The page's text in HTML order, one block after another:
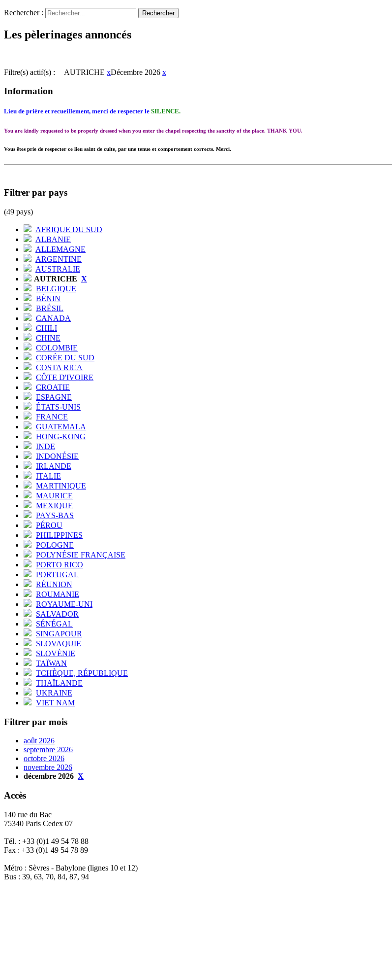
Rechercher :
Les pèlerinages annoncés
Filtre(s) actif(s) : AUTRICHE xDécembre 2026 x
Information
Lieu de prière et recueillement, merci de respecter le SILENCE.
You are kindly requested to be properly dressed when you enter the chapel respecting the sanctity of the place. THANK YOU.
Vous êtes prie de respecter ce lieu saint de culte, par une tenue et comportement corrects. Merci.
Filtrer par pays
(49 pays)
AFRIQUE DU SUD
ALBANIE
ALLEMAGNE
ARGENTINE
AUSTRALIE
AUTRICHE X
BELGIQUE
BÉNIN
BRÉSIL
CANADA
CHILI
CHINE
COLOMBIE
CORÉE DU SUD
COSTA RICA
CÔTE D'IVOIRE
CROATIE
ESPAGNE
ÉTATS-UNIS
FRANCE
GUATEMALA
HONG-KONG
INDE
INDONÉSIE
IRLANDE
ITALIE
MARTINIQUE
MAURICE
MEXIQUE
PAYS-BAS
PÉROU
PHILIPPINES
POLOGNE
POLYNÉSIE FRANÇAISE
PORTO RICO
PORTUGAL
RÉUNION
ROUMANIE
ROYAUME-UNI
SALVADOR
SÉNÉGAL
SINGAPOUR
SLOVAQUIE
SLOVÉNIE
TAÏWAN
TCHÈQUE, RÉPUBLIQUE
THAÏLANDE
UKRAINE
VIET NAM
Filtrer par mois
août 2026
septembre 2026
octobre 2026
novembre 2026
décembre 2026 X
Accès
140 rue du Bac
75340 Paris Cedex 07
Tél. : +33 (0)1 49 54 78 88
Fax : +33 (0)1 49 54 78 89
Métro : Sèvres - Babylone (lignes 10 et 12)
Bus : 39, 63, 70, 84, 87, 94